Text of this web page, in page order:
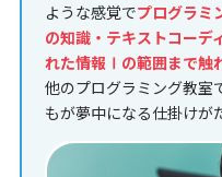
ような感覚でプログラミ
の知識・テキストコーデ
れた情報Ⅰの範囲まで触
他のプログラミング教室
もが夢中になる仕掛けが